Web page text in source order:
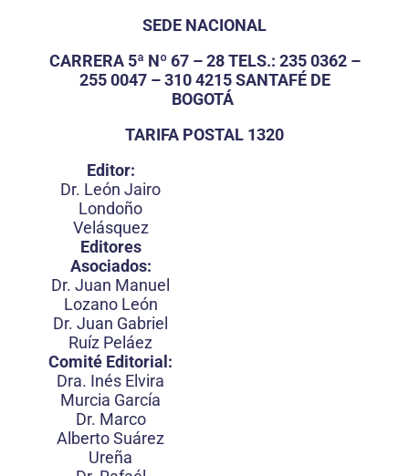
SEDE NACIONAL
CARRERA 5ª Nº 67 – 28 TELS.: 235 0362 –
255 0047 – 310 4215 SANTAFÉ DE
BOGOTÁ
TARIFA POSTAL 1320
Editor:
Dr. León Jairo
Londoño
Velásquez
Editores
Asociados:
Dr. Juan Manuel
Lozano León
Dr. Juan Gabriel
Ruíz Peláez
Comité Editorial:
Dra. Inés Elvira
Murcia García
Dr. Marco
Alberto Suárez
Ureña